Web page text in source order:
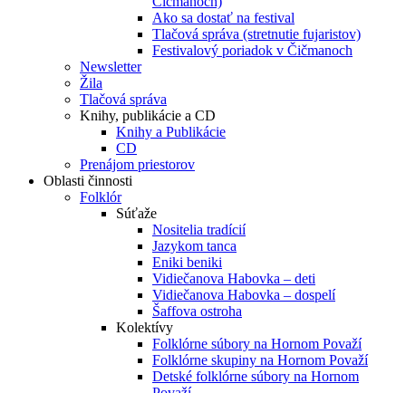
Ako sa dostať na festival
Tlačová správa (stretnutie fujaristov)
Festivalový poriadok v Čičmanoch
Newsletter
Žila
Tlačová správa
Knihy, publikácie a CD
Knihy a Publikácie
CD
Prenájom priestorov
Oblasti činnosti
Folklór
Súťaže
Nositelia tradícií
Jazykom tanca
Eniki beniki
Vidiečanova Habovka – deti
Vidiečanova Habovka – dospelí
Šaffova ostroha
Kolektívy
Folklórne súbory na Hornom Považí
Folklórne skupiny na Hornom Považí
Detské folklórne súbory na Hornom